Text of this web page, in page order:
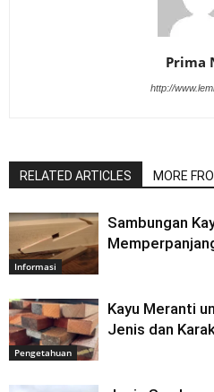
Prima
http://
RELATED ARTICLES MORE
Informasi
Sambungan
Pengetahuan
Kayu Meranti
Jenis dan